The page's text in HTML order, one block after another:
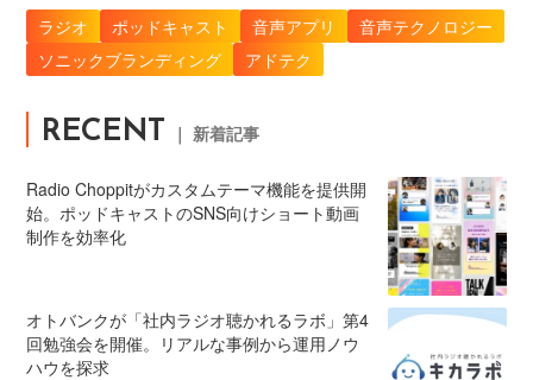
ラジオ ポッドキャスト 音声アプリ
音声テクノロジー
ソニックブランディング
アドテク
RECENT ｜ 新着記事
Radio Choppitがカスタムテーマ機能を提供開
始。ポッドキャストのSNS向けショート動画
制作を効率化
オトバンクが「社内ラジオ聴かれるラボ」第4
回勉強会を開催。リアルな事例から運用ノウ
ハウを探求